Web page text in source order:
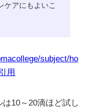
ケアにもよいこ
subject/ho
用
10～20滴ほど試し